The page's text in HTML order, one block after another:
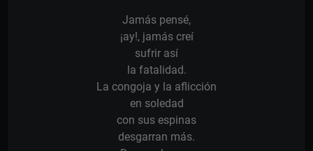
Jamás pensé,
¡ay!, jamás creí
sufrir así
la fatalidad.
La congoja y la aflicción
en soledad
con sus espinas
desgarran más.